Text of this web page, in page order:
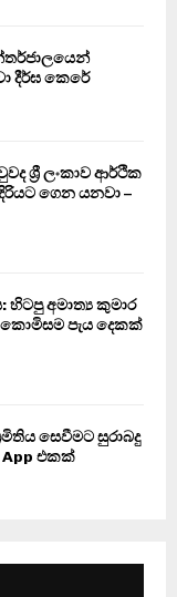
දීර්ඝ කෙරේ
ශ්‍රී ලංකාව ආර්ථික
ගෙන යනවා –
අමාත්‍ය කුමාර
පැය දෙකක්
සෙවීමට සුරාබදු
එකක්